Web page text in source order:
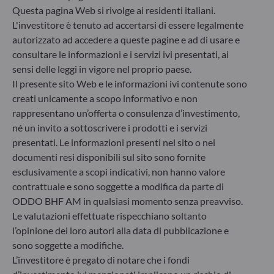
suoi processi decisionali d’investimento. Articolo 9:
Il team di gestione persegue un rigido obiettivo
d’investimento sostenibile che apporti un
contributo significativo nel superare le sfide della
transizione ecologica e affronta i rischi di
sostenibilità avvalendosi dei rating forniti dal
fornitore di dati ESG esterno della Società di
gestione.
Questa pagina Web si rivolge ai residenti italiani.
L'investitore è tenuto ad accertarsi di essere legalmente
autorizzato ad accedere a queste pagine e ad di usare e
consultare le informazioni e i servizi ivi presentati, ai
sensi delle leggi in vigore nel proprio paese.
Il presente sito Web e le informazioni ivi contenute sono
creati unicamente a scopo informativo e non
rappresentano un’offerta o consulenza d’investimento,
né un invito a sottoscrivere i prodotti e i servizi
presentati. Le informazioni presenti nel sito o nei
documenti resi disponibili sul sito sono fornite
esclusivamente a scopi indicativi, non hanno valore
contrattuale e sono soggette a modifica da parte di
ODDO BHF AM in qualsiasi momento senza preavviso.
Le valutazioni effettuate rispecchiano soltanto
l’opinione dei loro autori alla data di pubblicazione e
sono soggette a modifiche.
L’investitore è pregato di notare che i fondi